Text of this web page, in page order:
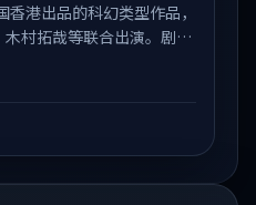
香港出品的科幻类型作品，
村拓哉等联合出演。剧情
，兼具叙事张力与视听质
热播国产剧与院线佳片的